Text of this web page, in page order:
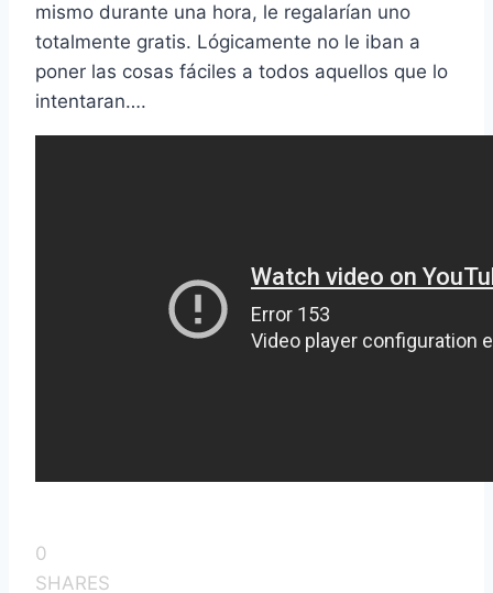
mismo durante una hora, le regalarían uno
totalmente gratis. Lógicamente no le iban a
poner las cosas fáciles a todos aquellos que lo
intentaran….
0
SHARES